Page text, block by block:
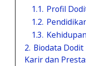
1.1. Profil
1.2.
1.3.
2. Biodata
Karir dan